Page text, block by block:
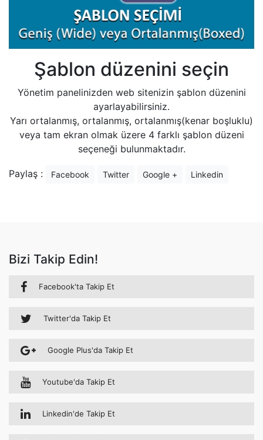
Şablon düzenini seçin
Yönetim panelinizden web sitenizin şablon düzenini
ayarlayabilirsiniz.
Yarı ortalanmış, ortalanmış, ortalanmış(kenar boşluklu)
veya tam ekran olmak üzere 4 farklı şablon düzeni
seçeneği bulunmaktadır.
Paylaş : Facebook Twitter Google + Linkedin
Bizi Takip Edin!
Facebook'ta Takip Et
Twitter'da Takip Et
Google Plus'da Takip Et
Youtube'da Takip Et
Linkedin'de Takip Et